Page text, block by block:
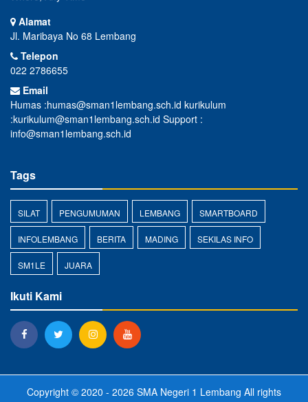
Alamat
Jl. Maribaya No 68 Lembang
Telepon
022 2786655
Email
Humas :humas@sman1lembang.sch.id kurikulum
:kurikulum@sman1lembang.sch.id Support :
info@sman1lembang.sch.id
Tags
SILAT PENGUMUMAN LEMBANG SMARTBOARD
INFOLEMBANG BERITA MADING SEKILAS INFO
SM1LE JUARA
Ikuti Kami
Copyright © 2020 - 2026 SMA Negeri 1 Lembang All rights